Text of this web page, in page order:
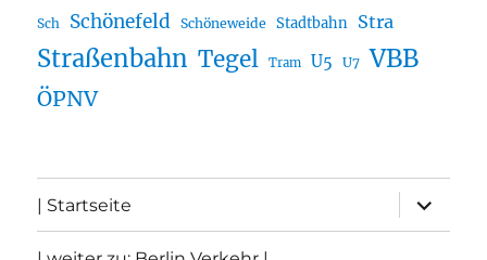
Sch Schönefeld Schöneweide Stadtbahn Stra
Straßenbahn Tegel Tram U5 U7 VBB
ÖPNV
| Startseite
öffnen